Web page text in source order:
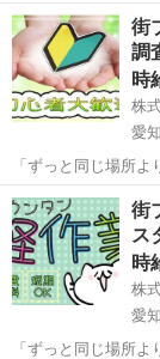
街
調
時
株
愛
「ずっと同じ場所
と嫌いじゃない」 そんな方におす
場やコインパーキン
を確...
愛知 名古屋市
街
ス
時
株
愛
「ずっと同じ場所